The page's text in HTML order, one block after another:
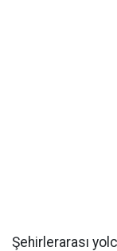
Şehirlerarası